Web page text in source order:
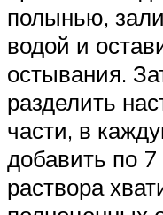
полынью,
водой и
остывания.
разделить
части, в
добавить по
раствора